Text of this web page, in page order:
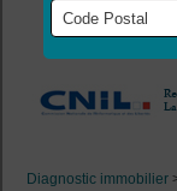
Diagnostic immobilier